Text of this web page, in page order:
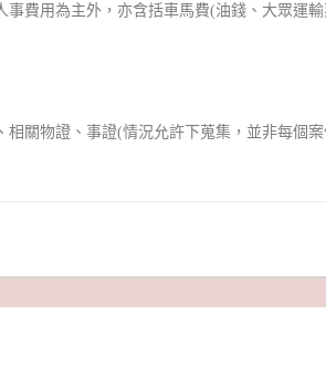
事費用為主外，亦含括車馬費(油錢、大眾運
相關物證、事證(情況允許下蒐集，並非每個